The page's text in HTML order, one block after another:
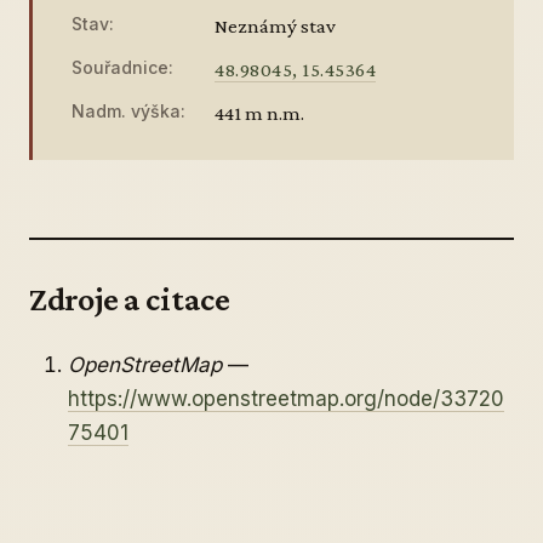
Stav: Neznámý stav
Souřadnice: 48.98045, 15.45364
Nadm. výška: 441 m n.m.
Zdroje a citace
OpenStreetMap—
https://www.openstreetmap.org/node/33720
75401